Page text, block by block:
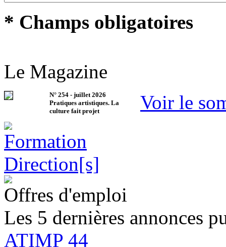
* Champs obligatoires
Le Magazine
N° 254 - juillet 2026
Pratiques artistiques. La
culture fait projet
Voir le
Offres d'emploi
Les 5 dernières annonces
ATIMP 44